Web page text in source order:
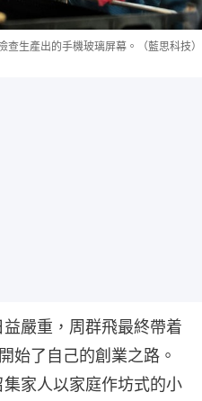
生產出的手機玻璃屏幕。（藍思科技）
嚴重，周群飛最終帶着
始了自己的創業之路。
家人以家庭作坊式的小